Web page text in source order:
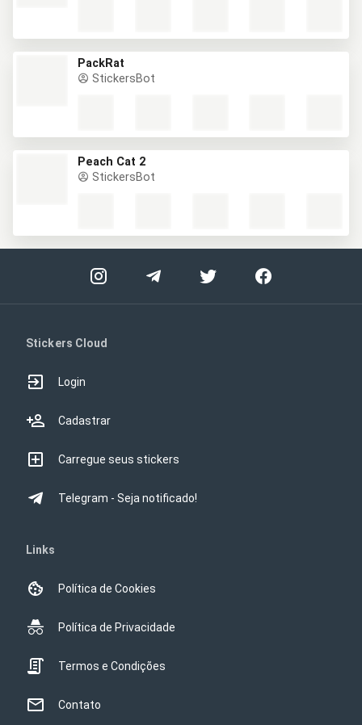
PackRat
StickersBot
Peach Cat 2
StickersBot
Stickers Cloud
Login
Cadastrar
Carregue seus stickers
Telegram - Seja notificado!
Links
Política de Cookies
Política de Privacidade
Termos e Condições
Contato